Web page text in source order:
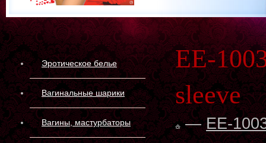
Эротическое белье
Вагинальные шарики
Вагины, мастурбаторы
EE-
sleeve
—EE-